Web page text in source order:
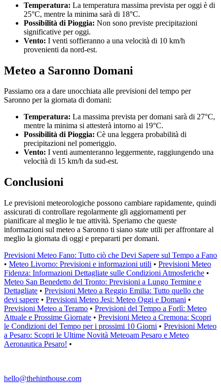
Temperatura: La temperatura massima prevista per oggi è di
25°C, mentre la minima sarà di 18°C.
Possibilità di Pioggia: Non sono previste precipitazioni
significative per oggi.
Vento: I venti soffieranno a una velocità di 10 km/h
provenienti da nord-est.
Meteo a Saronno Domani
Passiamo ora a dare unocchiata alle previsioni del tempo per
Saronno per la giornata di domani:
Temperatura: La massima prevista per domani sarà di 27°C,
mentre la minima si attesterà intorno ai 19°C.
Possibilità di Pioggia: Cè una leggera probabilità di
precipitazioni nel pomeriggio.
Vento: I venti aumenteranno leggermente, raggiungendo una
velocità di 15 km/h da sud-est.
Conclusioni
Le previsioni meteorologiche possono cambiare rapidamente, quindi
assicurati di controllare regolarmente gli aggiornamenti per
pianificare al meglio le tue attività. Speriamo che queste
informazioni sul meteo a Saronno ti siano state utili per affrontare al
meglio la giornata di oggi e prepararti per domani.
Previsioni Meteo Fano: Tutto ciò che Devi Sapere sul Tempo a Fano
• Meteo Livorno: Previsioni e informazioni utili • Previsioni Meteo
Fidenza: Informazioni Dettagliate sulle Condizioni Atmosferiche •
Meteo San Benedetto del Tronto: Previsioni a Lungo Termine e
Dettagliate • Previsioni Meteo a Reggio Emilia: Tutto quello che
devi sapere • Previsioni Meteo Jesi: Meteo Oggi e Domani •
Previsioni Meteo a Teramo • Previsioni del Tempo a Forlì: Meteo
Attuale e Prossime Giornate • Previsioni Meteo a Cremona: Scopri
le Condizioni del Tempo per i prossimi 10 Giorni • Previsioni Meteo
a Pesaro: Scopri le Ultime Novità Meteoam Pesaro e Meteo
Aeronautica Pesaro! •
hello@thehinthouse.com